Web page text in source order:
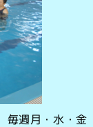
毎週月・水・金